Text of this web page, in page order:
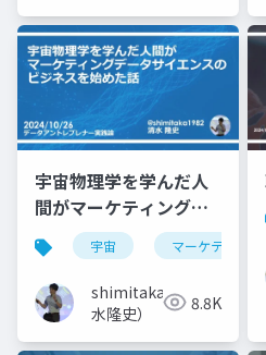
宇宙物理学を学んだ人
間がマーケティングサ
イエンスのビジネスを
始めた話
宇宙 マーケティング
shimitaka（清
水隆史）
8.8K